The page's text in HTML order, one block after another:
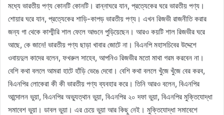
মধ্যে ভারতীয় পণ্য কোনটি কোনটি। রান্নাঘরে যান, প্রত্যেকের ঘরে ভারতীয় পণ্য।
শোয়ার ঘরে যান, প্রত্যেকের শাড়ি-কাপড় ভারতীয় পণ্য। এখন রিজভী রাজনীতি করার
জন্য গা থেকে কাশ্মীরি শাল ফেলে আগুনে পুড়িয়েছেন। আরও কয়টি শাল রিজভীর ঘরে
আছে, কে জানে! ভারতীয় পণ্য ছাড়া খাবার জোটে না। বিএনপি মহাসচিবের উদ্দেশে
ওবায়দুল কাদের বলেন, ফখরুল সাহেব, আপনিও রিজভীর মতো মাথা গরম করবেন না।
বেশি কথা বললে আমরা হাটে হাঁড়ি ভেঙে দেবো। বেশি কথা বললে খুঁজে খুঁজে বের করব,
বিএনপির লোকেরা কী কী ভারতীয় পণ্য ব্যবহার করে। তিনি আরও বলেন, বিএনপির
আন্দোলন ভুয়া, বিএনপির অভ্যুত্থান ভুয়া, বিএনপির ২০ দফা ভুয়া, বিএনপির মুক্তিযোদ্ধা
সমাবেশ ভুয়া। ডাবল ভুয়া। এর চেয়ে ভুয়া আর কিছু নেই। মুক্তিযোদ্ধা সমাবেশে